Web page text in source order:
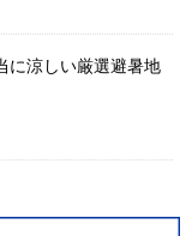
に涼しい厳選避暑地